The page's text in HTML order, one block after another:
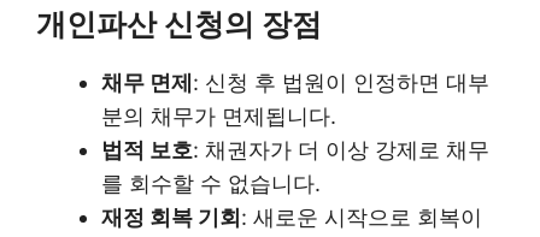
개인파산 신청의 장점
채무 면제 : 신청 후 법원이 인정하면 대부
분의 채무가 면제됩니다.
법적 보호: 채권자가 더 이상 강제로 채무
를 회수할 수 없습니다.
재정 회복 기회 : 새로운 시작으로 회복이